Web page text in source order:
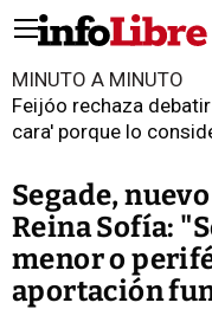
MINUTO A MINUTO
Feijóo rechaza
cara' porque lo
Segade,
Reina Sofía:
menor o
aportación